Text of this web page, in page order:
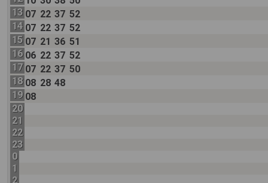
13 07 22 37 52
14 07 22 37 52
15 07 21 36 51
16 06 22 37 52
17 07 22 37 50
18 08 28 48
19 08
20
21
22
23
0
1
2